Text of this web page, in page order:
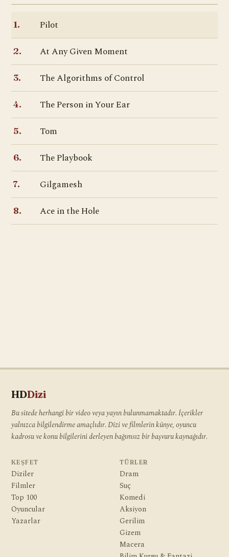
1. Pilot
2. At Any Given Moment
3. The Algorithms of Control
4. The Person in Your Ear
5. Tom
6. The Playbook
7. Gilgamesh
8. Ace in the Hole
HDDizi
Bu sitede herhangi bir video veya yayın bulunmamaktadır. İçerikler
yalnızca bilgilendirme amaçlıdır. Dizi ve filmlerin künye, oyuncu
kadrosu ve konu bilgilerini derleyen bağımsız bir başvuru kaynağıdır.
KEŞFET
Diziler
Filmler
Top 100
Oyuncular
Yazarlar
TÜRLER
Dram
Suç
Komedi
Aksiyon
Gerilim
Gizem
Macera